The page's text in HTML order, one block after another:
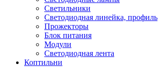
Светильники
Светодиодная линейка, профиль
Прожекторы
Блок питания
Модули
Светодиодная лента
Коптильни